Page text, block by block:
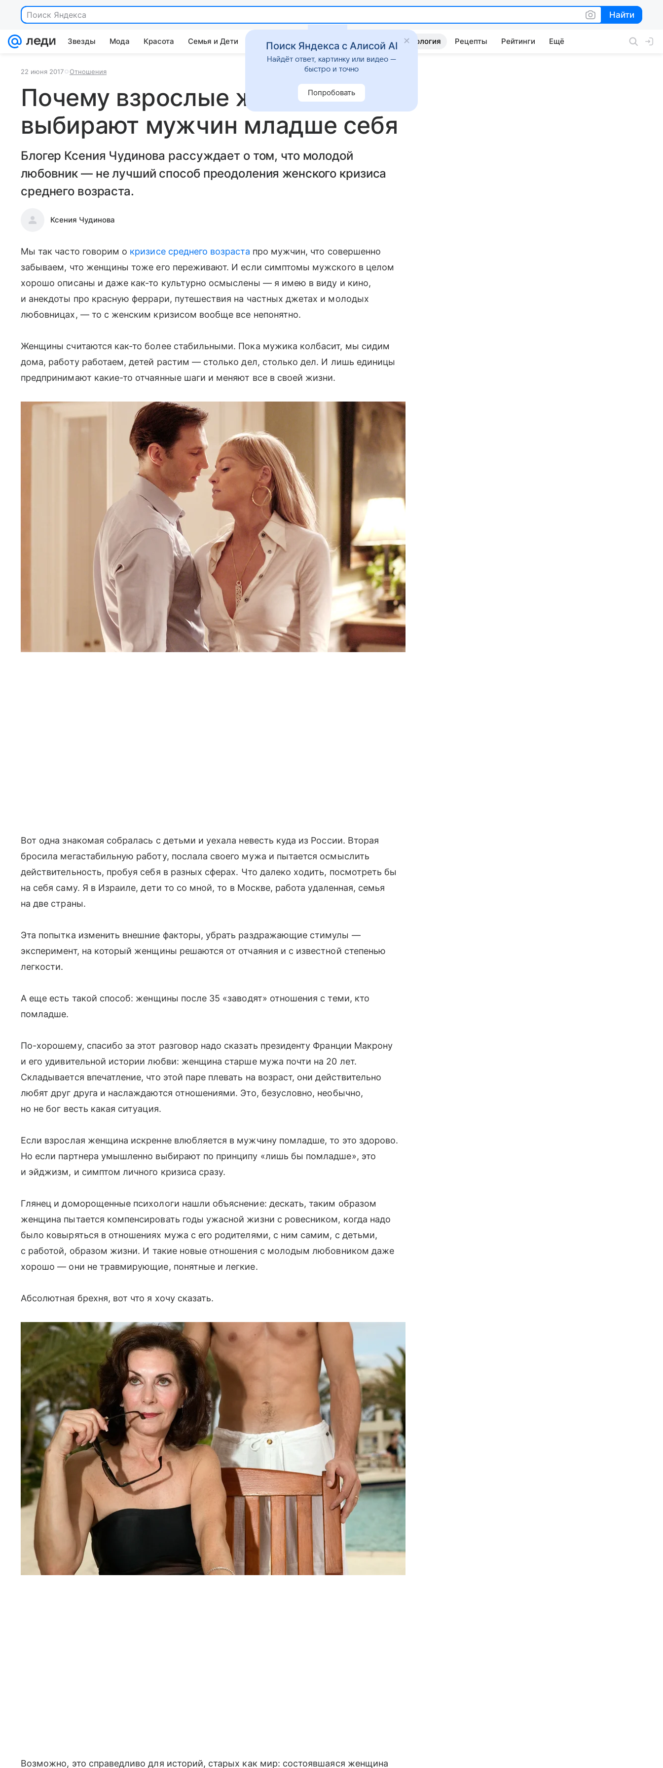
Поиск Яндекса Найти
Найти
Звезды Мода Красота Семья и Дети Дом Гороскопы Стиль жизни Психология Рецепты Рейтинги Ещё
22 июня 2017 Отношения
Почему взрослые женщины
выбирают мужчин младше себя
Блогер Ксения Чудинова рассуждает о том, что молодой
любовник — не лучший способ преодоления женского кризиса
среднего возраста.
Ксения Чудинова
Мы так часто говорим о кризисе среднего возраста про мужчин, что совершенно
забываем, что женщины тоже его переживают. И если симптомы мужского в целом
хорошо описаны и даже как-то культурно осмыслены — я имею в виду и кино,
и анекдоты про красную феррари, путешествия на частных джетах и молодых
любовницах, — то с женским кризисом вообще все непонятно.
Женщины считаются как-то более стабильными. Пока мужика колбасит, мы сидим
дома, работу работаем, детей растим — столько дел, столько дел. И лишь единицы
предпринимают какие-то отчаянные шаги и меняют все в своей жизни.
Вот одна знакомая собралась с детьми и уехала невесть куда из России. Вторая
бросила мегастабильную работу, послала своего мужа и пытается осмыслить
действительность, пробуя себя в разных сферах. Что далеко ходить, посмотреть бы
на себя саму. Я в Израиле, дети то со мной, то в Москве, работа удаленная, семья
на две страны.
Эта попытка изменить внешние факторы, убрать раздражающие стимулы —
эксперимент, на который женщины решаются от отчаяния и с известной степенью
легкости.
А еще есть такой способ: женщины после 35 «заводят» отношения с теми, кто
помладше.
По-хорошему, спасибо за этот разговор надо сказать президенту Франции Макрону
и его удивительной истории любви: женщина старше мужа почти на 20 лет.
Складывается впечатление, что этой паре плевать на возраст, они действительно
любят друг друга и наслаждаются отношениями. Это, безусловно, необычно,
но не бог весть какая ситуация.
Если взрослая женщина искренне влюбляется в мужчину помладше, то это здорово.
Но если партнера умышленно выбирают по принципу «лишь бы помладше», это
и эйджизм, и симптом личного кризиса сразу.
Глянец и доморощенные психологи нашли объяснение: дескать, таким образом
женщина пытается компенсировать годы ужасной жизни с ровесником, когда надо
было ковыряться в отношениях мужа с его родителями, с ним самим, с детьми,
с работой, образом жизни. И такие новые отношения с молодым любовником даже
хорошо — они не травмирующие, понятные и легкие.
Абсолютная брехня, вот что я хочу сказать.
Возможно, это справедливо для историй, старых как мир: состоявшаяся женщина
Поиск Яндекса с Алисой AI
Найдёт ответ, картинку или видео —
быстро и точно
Попробовать